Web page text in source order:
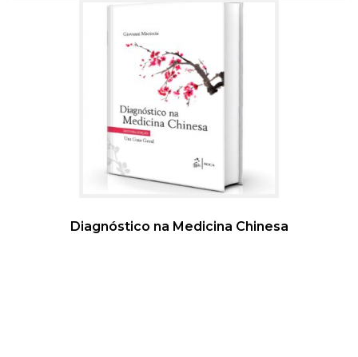
Diagnóstico na Medicina Chinesa